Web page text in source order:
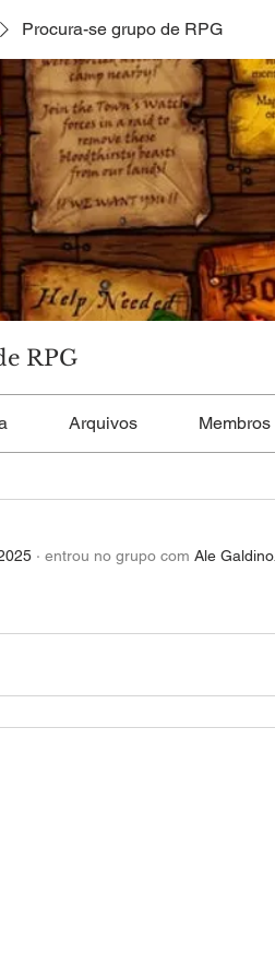
Procura-se grupo de RPG
RPG
Arquivos Membros
· entrou no grupo com Ale Galdino.